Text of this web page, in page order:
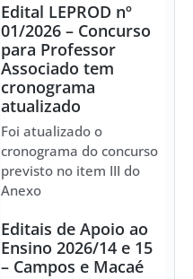
Edital LEPROD nº
01/2026 – Concurso
para Professor
Associado tem
cronograma
atualizado
Foi atualizado o
cronograma do concurso
previsto no item III do
Anexo
Editais de Apoio ao
Ensino 2026/14 e 15
– Campos e Macaé